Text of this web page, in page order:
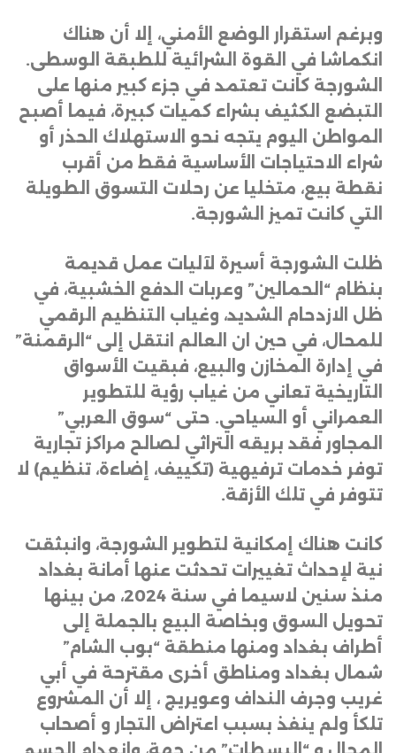
وبرغم استقرار الوضع الأمني، إلا أن هناك
انكماشا في القوة الشرائية للطبقة الوسطى.
الشورجة كانت تعتمد في جزء كبير منها على
التبضع الكثيف بشراء كميات كبيرة، فيما أصبح
المواطن اليوم يتجه نحو الاستهلاك الحذر أو
شراء الاحتياجات الأساسية فقط من أقرب
نقطة بيع، متخليا عن رحلات التسوق الطويلة
التي كانت تميز الشورجة.
ظلت الشورجة أسيرة لآليات عمل قديمة
بنظام “الحمالين” وعربات الدفع الخشبية، في
ظل الازدحام الشديد، وغياب التنظيم الرقمي
للمحال، في حين ان العالم انتقل إلى “الرقمنة”
في إدارة المخازن والبيع، فبقيت الأسواق
التاريخية تعاني من غياب رؤية للتطوير
العمراني أو السياحي. حتى “سوق العربي”
المجاور فقد بريقه التراثي لصالح مراكز تجارية
توفر خدمات ترفيهية (تكييف، إضاءة، تنظيم) لا
تتوفر في تلك الأزقة.
كانت هناك إمكانية لتطوير الشورجة، وانبثقت
نية لإحداث تغييرات تحدثت عنها أمانة بغداد
منذ سنين لاسيما في سنة 2024، من بينها
تحويل السوق وبخاصة البيع بالجملة إلى
أطراف بغداد ومنها منطقة “بوب الشام”
شمال بغداد ومناطق أخرى مقترحة في أبي
غريب وجرف النداف وعويريج ، إلا أن المشروع
تلكأ ولم ينفذ بسبب اعتراض التجار و أصحاب